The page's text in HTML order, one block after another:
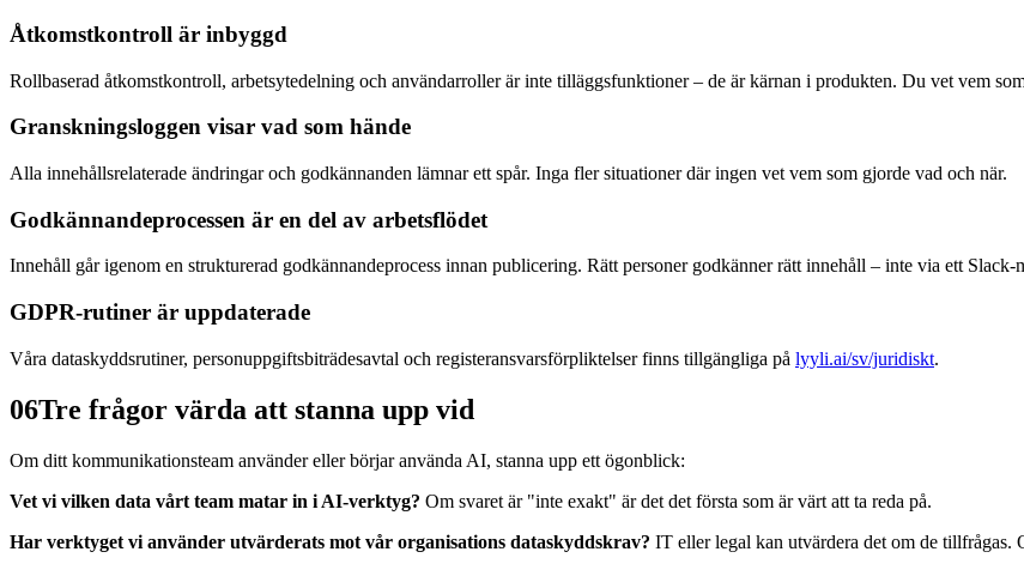
Åtkomstkontroll är inbyggd
Rollbaserad åtkomstkontroll, arbetsytedelning och användarroller är inte tilläggsfunktioner – de är kärnan i produkten. Du vet vem
Granskningsloggen visar vad som hände
Alla innehållsrelaterade ändringar och godkännanden lämnar ett spår. Inga fler situationer där ingen vet vem som gjorde vad och när.
Godkännandeprocessen är en del av arbetsflödet
Innehåll går igenom en strukturerad godkännandeprocess innan publicering. Rätt personer godkänner rätt innehåll – inte via ett Slack-
GDPR-rutiner är uppdaterade
Våra dataskyddsrutiner, personuppgiftsbiträdesavtal och registeransvarsförpliktelser finns tillgängliga på lyyli.ai/sv/juridiskt.
06Tre frågor värda att stanna upp vid
Om ditt kommunikationsteam använder eller börjar använda AI, stanna upp ett ögonblick:
Vet vi vilken data vårt team matar in i AI-verktyg? Om svaret är "inte exakt" är det det första som är värt att ta reda på.
Har verktyget vi använder utvärderats mot vår organisations dataskyddskrav? IT eller legal kan utvärdera det om de tillfrågas.